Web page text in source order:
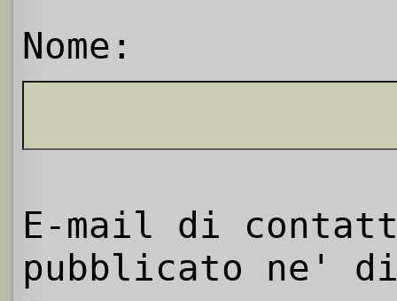
Nome:
E-mail di
pubblicato ne'